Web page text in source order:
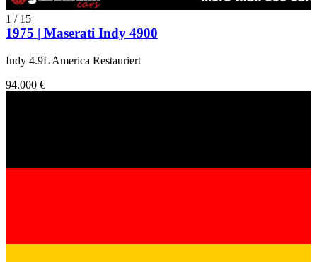
1 / 15
1975 | Maserati Indy 4900
Indy 4.9L America Restauriert
94.000 €